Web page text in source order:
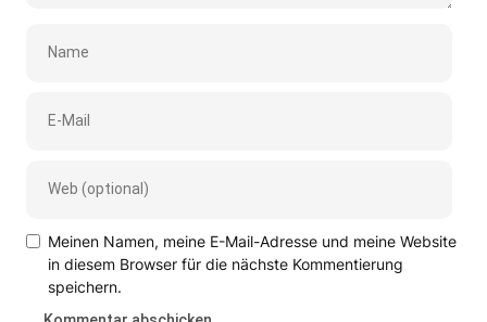
Meinen Namen, meine E-Mail-Adresse und meine Website
in diesem Browser für die nächste Kommentierung
speichern.